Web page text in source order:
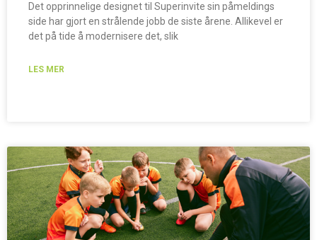
Det opprinnelige designet til Superinvite sin påmeldings
side har gjort en strålende jobb de siste årene. Allikevel er
det på tide å modernisere det, slik
LES MER